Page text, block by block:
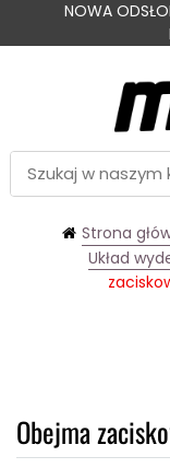
NOWA
Strona
Układ
Obejma